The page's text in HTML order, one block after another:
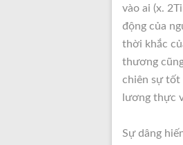
vào ai (x.
động của
thời khắc
thương
chiên sự tốt
lương thực
Sự dâng